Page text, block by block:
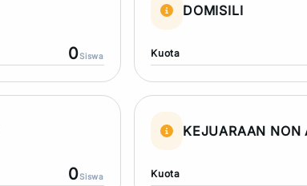
0Siswa
DOMISILI
Kuota
0Siswa
KEJUARAAN NON
Kuota